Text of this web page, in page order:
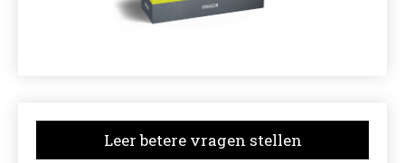
Leer betere vragen stellen